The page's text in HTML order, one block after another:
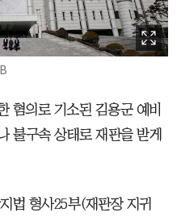
혐의로 기소된 김용군 예비
불구속 상태로 재판을 받게
법 형사25부(재판장 지귀